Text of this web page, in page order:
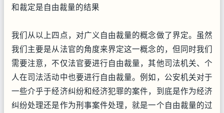
和裁定是自由裁量的结果
我们从以上四点，对广义自由裁量的概念做了界定。虽然
我们主要是从法官的角度来界定这一概念的，但同时我们
需要注意，不仅法官要进行自由裁量，其他司法机关、个
人在司法活动中也要进行自由裁量。例如，公安机关对于
一些介乎于经济纠纷和经济犯罪的案件，到底是作为经济
纠纷处理还是作为刑事案件处理，就是一个自由裁量的过